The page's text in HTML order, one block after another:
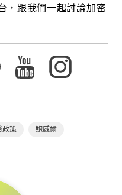
，跟我們一起討論加密
政策 鮑威爾